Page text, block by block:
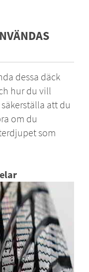
dessa däck
hur du vill
att du
om du
som